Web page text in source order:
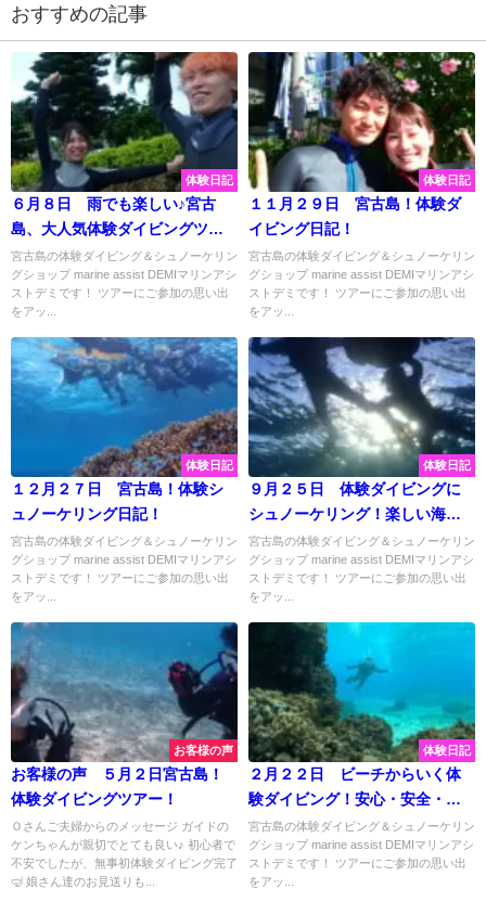
おすすめの記事
体験日記
６月８日 雨でも楽しい♪宮古
島、大人気体験ダイビングツア
ー☆彡
宮古島の体験ダイビング＆シュノーケリン
グショップ marine assist DEMIマリンアシ
ストデミです！ ツアーにご参加の思い出
をアッ...
体験日記
１１月２９日 宮古島！体験ダ
イビング日記！
宮古島の体験ダイビング＆シュノーケリン
グショップ marine assist DEMIマリンアシ
ストデミです！ ツアーにご参加の思い出
をアッ...
体験日記
１２月２７日 宮古島！体験シ
ュノーケリング日記！
宮古島の体験ダイビング＆シュノーケリン
グショップ marine assist DEMIマリンアシ
ストデミです！ ツアーにご参加の思い出
をアッ...
体験日記
９月２５日 体験ダイビングに
シュノーケリング！楽しい海時
間は宮古島の美ら海で♡
宮古島の体験ダイビング＆シュノーケリン
グショップ marine assist DEMIマリンアシ
ストデミです！ ツアーにご参加の思い出
をアッ...
お客様の声
お客様の声 ５月２日宮古島！
体験ダイビングツアー！
Ｏさんご夫婦からのメッセージ ガイドの
ケンちゃんが親切でとても良い♪ 初心者で
不安でしたが、無事初体験ダイビング完了
🤿 娘さん達のお見送りも...
体験日記
２月２２日 ビーチからいく体
験ダイビング！安心・安全・貸
切で大満喫してきました♡
宮古島の体験ダイビング＆シュノーケリン
グショップ marine assist DEMIマリンアシ
ストデミです！ ツアーにご参加の思い出
をアッ...